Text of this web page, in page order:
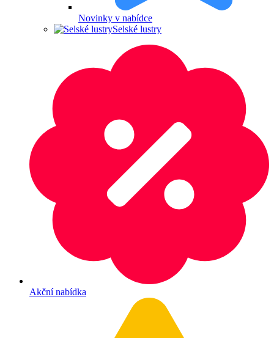
Novinky v nabídce
Selské lustry
Akční nabídka